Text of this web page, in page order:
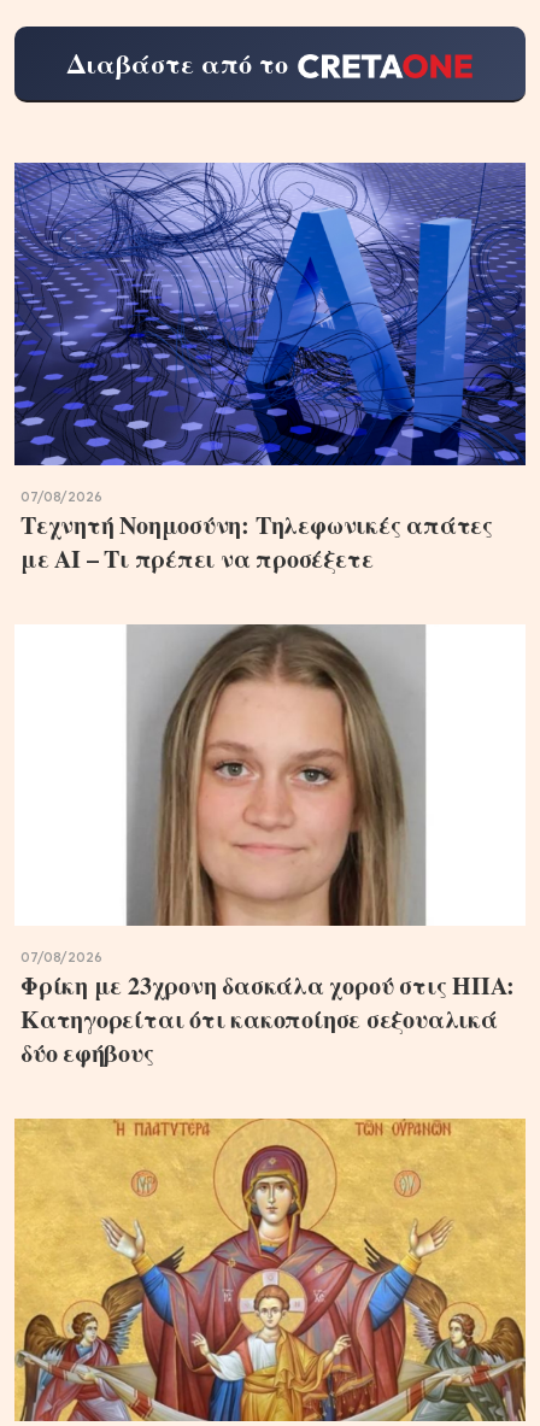
Διαβάστε από το
07/08/2026
Τεχνητή Νοημοσύνη: Τηλεφωνικές απάτες
με ΑΙ – Τι πρέπει να προσέξετε
07/08/2026
Φρίκη με 23χρονη δασκάλα χορού στις ΗΠΑ:
Κατηγορείται ότι κακοποίησε σεξουαλικά
δύο εφήβους